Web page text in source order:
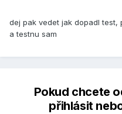
dej pak vedet jak dopadl test,
a testnu sam
Pokud chcete
přihlásit